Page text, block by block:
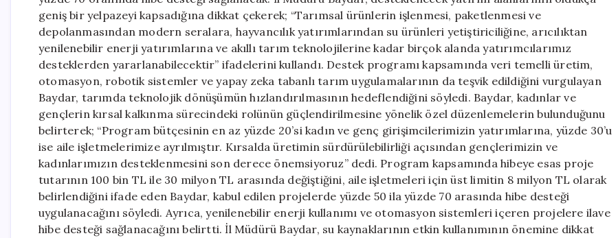
geniş bir yelpazeyi kapsadığına dikkat çekerek; “Tarımsal ürünlerin işlenmesi, paketlenmesi ve
depolanmasından modern seralara, hayvancılık yatırımlarından su ürünleri yetiştiriciliğine, arıcılıktan
yenilenebilir enerji yatırımlarına ve akıllı tarım teknolojilerine kadar birçok alanda yatırımcılarımız
desteklerden yararlanabilecektir” ifadelerini kullandı. Destek programı kapsamında veri temelli üretim,
otomasyon, robotik sistemler ve yapay zeka tabanlı tarım uygulamalarının da teşvik edildiğini vurgulayan
Baydar, tarımda teknolojik dönüşümün hızlandırılmasının hedeflendiğini söyledi. Baydar, kadınlar ve
gençlerin kırsal kalkınma sürecindeki rolünün güçlendirilmesine yönelik özel düzenlemelerin bulunduğunu
belirterek; “Program bütçesinin en az yüzde 20’si kadın ve genç girişimcilerimizin yatırımlarına, yüzde 30’u
ise aile işletmelerimize ayrılmıştır. Kırsalda üretimin sürdürülebilirliği açısından gençlerimizin ve
kadınlarımızın desteklenmesini son derece önemsiyoruz” dedi. Program kapsamında hibeye esas proje
tutarının 100 bin TL ile 30 milyon TL arasında değiştiğini, aile işletmeleri için üst limitin 8 milyon TL olarak
belirlendiğini ifade eden Baydar, kabul edilen projelerde yüzde 50 ila yüzde 70 arasında hibe desteği
uygulanacağını söyledi. Ayrıca, yenilenebilir enerji kullanımı ve otomasyon sistemleri içeren projelere ilave
hibe desteği sağlanacağını belirtti. İl Müdürü Baydar, su kaynaklarının etkin kullanımının önemine dikkat